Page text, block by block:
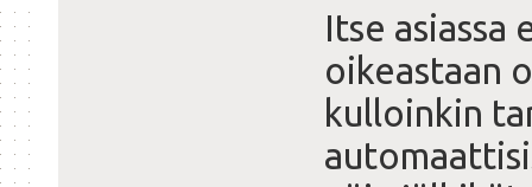
Itse asiassa
oikeastaan
kulloinkin